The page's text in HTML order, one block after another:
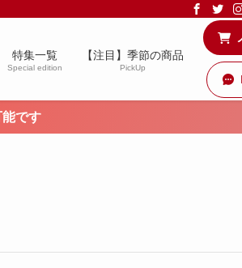
機械に関する情報を配信中です！
特集一覧
Special edition
【注目】季節の商品
PickUp
です